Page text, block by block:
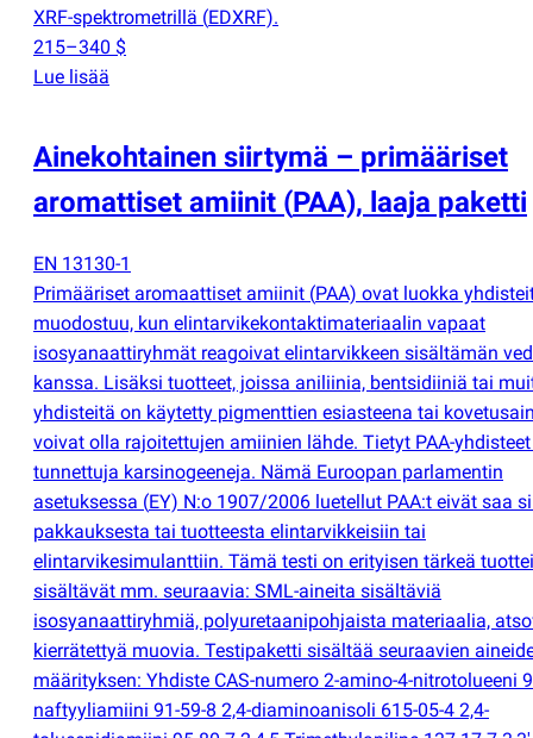
XRF-spektrometrillä (EDXRF).
215–340 $
Lue lisää
Ainekohtainen siirtymä – primääriset
aromattiset amiinit (PAA), laaja paketti
EN 13130-1
Primääriset aromaattiset amiinit (PAA) ovat luokka
muodostuu, kun elintarvikekontaktimateriaalin vapaat
isosyanaattiryhmät reagoivat elintarvikkeen sisältämän
kanssa. Lisäksi tuotteet, joissa aniliinia, bentsidiiniä tai
yhdisteitä on käytetty pigmenttien esiasteena tai
voivat olla rajoitettujen amiinien lähde. Tietyt PAA-
tunnettuja karsinogeeneja. Nämä Euroopan parlamentin
asetuksessa (EY) N:o 1907/2006 luetellut PAA:t eivät saa
pakkauksesta tai tuotteesta elintarvikkeisiin tai
elintarvikesimulanttiin. Tämä testi on erityisen tärkeä
sisältävät mm. seuraavia: SML-aineita sisältäviä
isosyanaattiryhmiä, polyuretaanipohjaista materiaalia,
kierrätettyä muovia. Testipaketti sisältää seuraavien
määrityksen: Yhdiste CAS-numero 2-amino-4-nitrotolueeni
naftyyliamiini 91-59-8 2,4-diaminoanisoli 615-05-4 2,4-